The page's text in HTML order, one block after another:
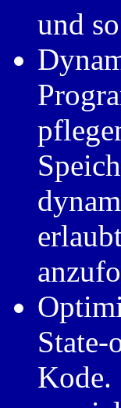
und
State-
Kode.